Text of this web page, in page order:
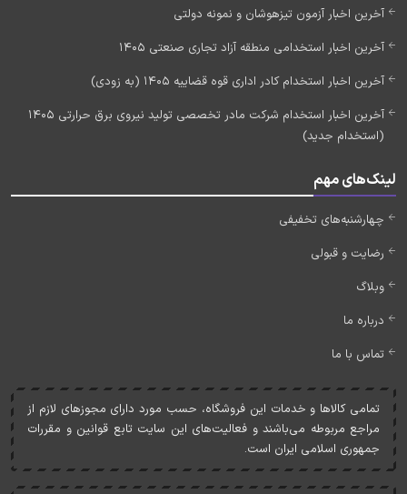
آخرین اخبار آزمون تیزهوشان و نمونه دولتی
آخرین اخبار استخدامی منطقه آزاد تجاری صنعتی 1405
آخرین اخبار استخدام کادر اداری قوه قضاییه 1405 (به زودی)
آخرین اخبار استخدام شرکت مادر تخصصی تولید نیروی برق حرارتی 1405
(استخدام جدید)
لینک‌های مهم
چهارشنبه‌های تخفیفی
رضایت و قبولی
وبلاگ
درباره ما
تماس با ما
تمامی کالاها و خدمات اين فروشگاه، حسب مورد دارای مجوزهای لازم از
مراجع مربوطه می‌باشند و فعاليت‌های اين سايت تابع قوانين و مقررات
جمهوری اسلامی ايران است.